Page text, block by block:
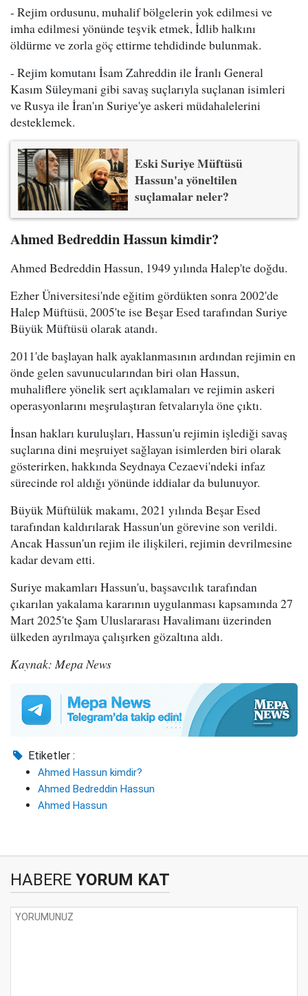
- Rejim ordusunu, muhalif bölgelerin yok edilmesi ve
imha edilmesi yönünde teşvik etmek, İdlib halkını
öldürme ve zorla göç ettirme tehdidinde bulunmak.
- Rejim komutanı İsam Zahreddin ile İranlı General
Kasım Süleymani gibi savaş suçlarıyla suçlanan isimleri
ve Rusya ile İran'ın Suriye'ye askeri müdahalelerini
desteklemek.
Eski Suriye Müftüsü
Hassun'a yöneltilen
suçlamalar neler?
Ahmed Bedreddin Hassun kimdir?
Ahmed Bedreddin Hassun, 1949 yılında Halep'te doğdu.
Ezher Üniversitesi'nde eğitim gördükten sonra 2002'de
Halep Müftüsü, 2005'te ise Beşar Esed tarafından Suriye
Büyük Müftüsü olarak atandı.
2011'de başlayan halk ayaklanmasının ardından rejimin en
önde gelen savunucularından biri olan Hassun,
muhaliflere yönelik sert açıklamaları ve rejimin askeri
operasyonlarını meşrulaştıran fetvalarıyla öne çıktı.
İnsan hakları kuruluşları, Hassun'u rejimin işlediği savaş
suçlarına dini meşruiyet sağlayan isimlerden biri olarak
gösterirken, hakkında Seydnaya Cezaevi'ndeki infaz
sürecinde rol aldığı yönünde iddialar da bulunuyor.
Büyük Müftülük makamı, 2021 yılında Beşar Esed
tarafından kaldırılarak Hassun'un görevine son verildi.
Ancak Hassun'un rejim ile ilişkileri, rejimin devrilmesine
kadar devam etti.
Suriye makamları Hassun'u, başsavcılık tarafından
çıkarılan yakalama kararının uygulanması kapsamında 27
Mart 2025'te Şam Uluslararası Havalimanı üzerinden
ülkeden ayrılmaya çalışırken gözaltına aldı.
Kaynak: Mepa News
Etiketler :
Ahmed Hassun kimdir?
Ahmed Bedreddin Hassun
Ahmed Hassun
HABERE YORUM KAT